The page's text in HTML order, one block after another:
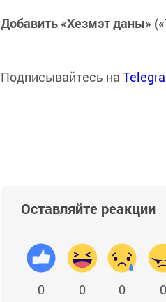
Добавить «Хезмэт даны»
Подписывайтесь на
Оставляйте реакции
0 0 0 0